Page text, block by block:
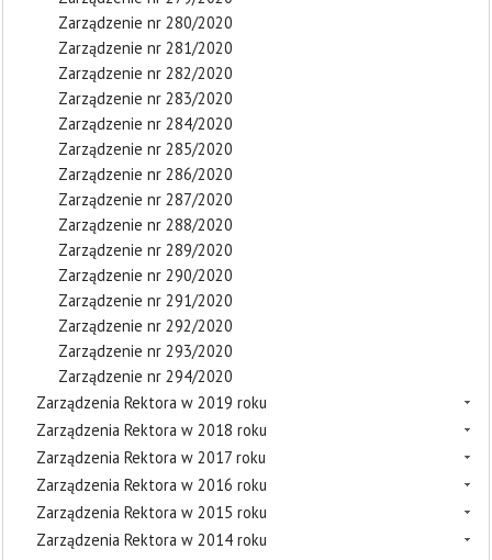
Zarządzenie nr 280/2020
Zarządzenie nr 281/2020
Zarządzenie nr 282/2020
Zarządzenie nr 283/2020
Zarządzenie nr 284/2020
Zarządzenie nr 285/2020
Zarządzenie nr 286/2020
Zarządzenie nr 287/2020
Zarządzenie nr 288/2020
Zarządzenie nr 289/2020
Zarządzenie nr 290/2020
Zarządzenie nr 291/2020
Zarządzenie nr 292/2020
Zarządzenie nr 293/2020
Zarządzenie nr 294/2020
Zarządzenia Rektora w 2019 roku
Zarządzenia Rektora w 2018 roku
Zarządzenia Rektora w 2017 roku
Zarządzenia Rektora w 2016 roku
Zarządzenia Rektora w 2015 roku
Zarządzenia Rektora w 2014 roku